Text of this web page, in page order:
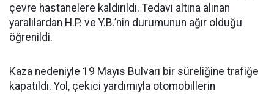
çevre hastanelere kaldırıldı. Tedavi altına alınan
yaralılardan H.P. ve Y.B.’nin durumunun ağır olduğu
öğrenildi.
Kaza nedeniyle 19 Mayıs Bulvarı bir süreliğine trafiğe
kapatıldı. Yol, çekici yardımıyla otomobillerin